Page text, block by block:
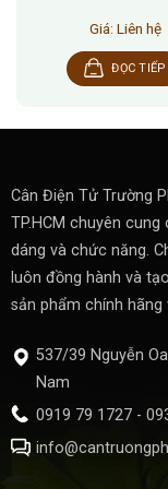
Giá: Liên hệ
ĐỌC TIẾP
Cân Điện Tử Trường
TP.HCM chuyên
dáng và chức năng.
luôn đồng hành và
sản phẩm chính
537/39 Nguyễn
Nam
0919 79 1727 -